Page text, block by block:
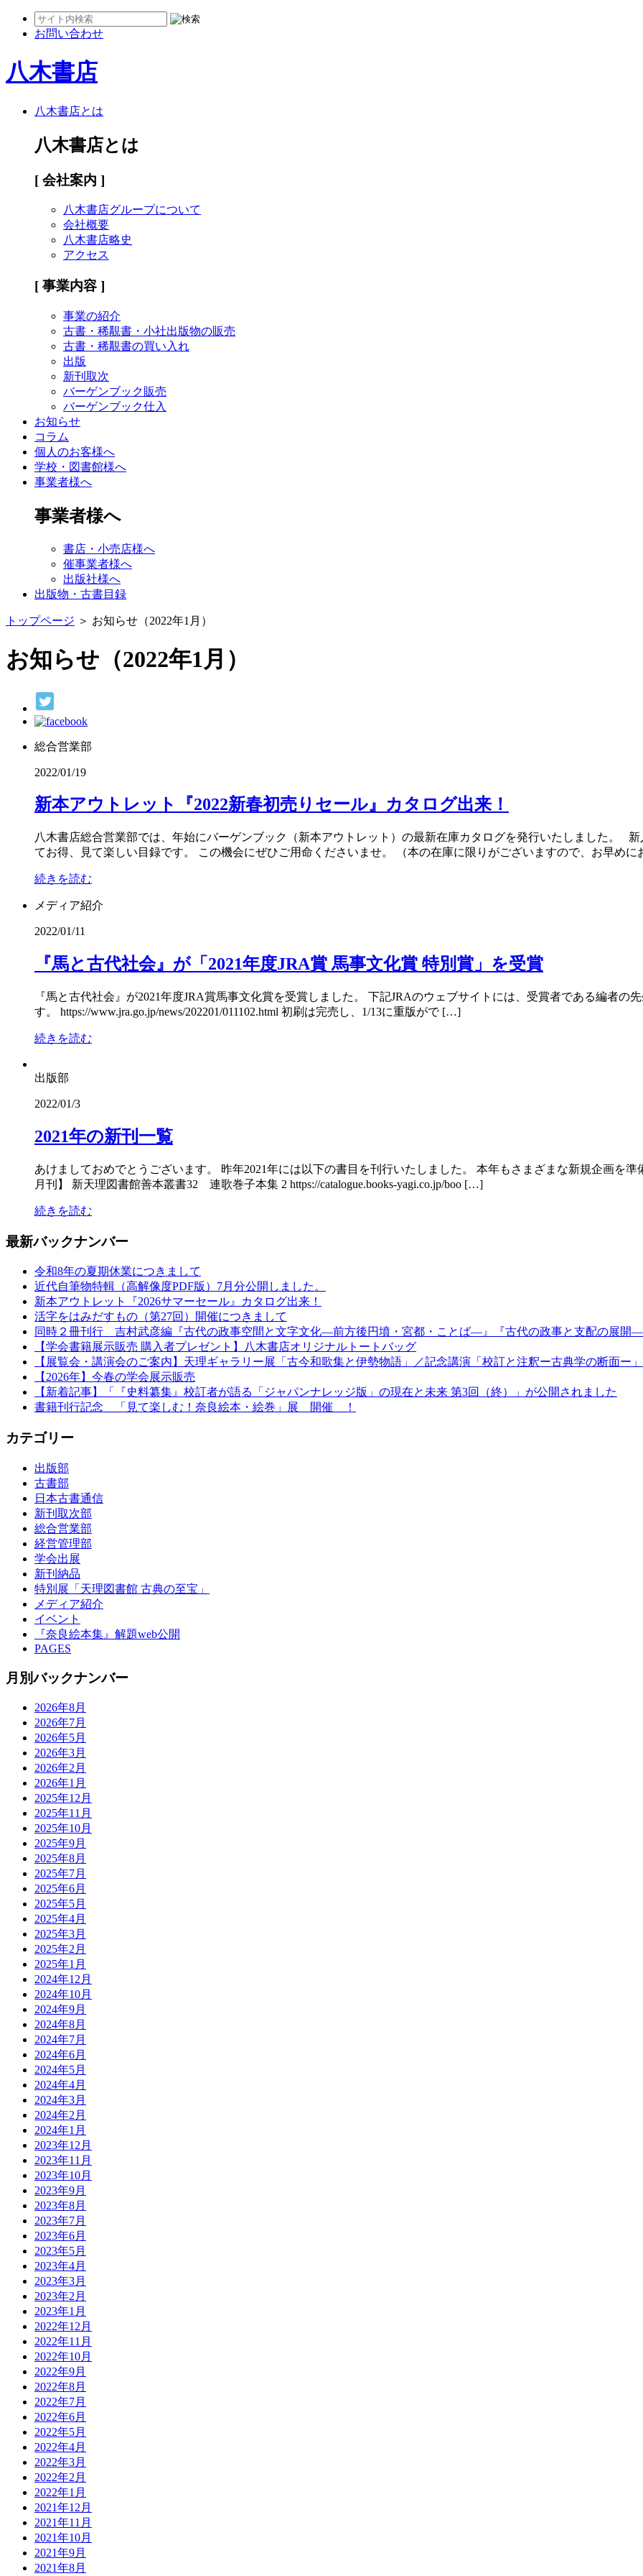
お問い合わせ
八木書店
八木書店とは
八木書店とは
[ 会社案内 ]
八木書店グループについて
会社概要
八木書店略史
アクセス
[ 事業内容 ]
事業の紹介
古書・稀覯書・小社出版物の販売
古書・稀覯書の買い入れ
出版
新刊取次
バーゲンブック販売
バーゲンブック仕入
お知らせ
コラム
個人のお客様へ
学校・図書館様へ
事業者様へ
事業者様へ
書店・小売店様へ
催事業者様へ
出版社様へ
出版物・古書目録
トップページ ＞ お知らせ（2022年1月）
お知らせ（2022年1月）
総合営業部
2022/01/19
新本アウトレット『2022新春初売りセール』カタログ出来！
八木書店総合営業部では、年始にバーゲンブック（新本アウトレット）の最新在庫カタログを発行いたしました。
てお得、見て楽しい目録です。 この機会にぜひご用命くださいませ。 （本の在庫に限りがございますので、お早め
続きを読む
メディア紹介
2022/01/11
『馬と古代社会』が「2021年度JRA賞 馬事文化賞 特別賞」を受賞
『馬と古代社会』が2021年度JRA賞馬事文化賞を受賞しました。 下記JRAのウェブサイトには、受賞者である編者の
す。 https://www.jra.go.jp/news/202201/011102.html 初刷は完売し、1/13に重版がで […]
続きを読む
出版部
2022/01/3
2021年の新刊一覧
あけましておめでとうございます。 昨年2021年には以下の書目を刊行いたしました。 本年もさまざまな新規企画を
月刊】 新天理図書館善本叢書32 連歌巻子本集 2 https://catalogue.books-yagi.co.jp/boo […]
続きを読む
最新バックナンバー
令和8年の夏期休業につきまして
近代自筆物特輯（高解像度PDF版）7月分公開しました。
新本アウトレット『2026サマーセール』カタログ出来！
活字をはみだすもの（第27回）開催につきまして
同時２冊刊行 吉村武彦編『古代の政事空間と文字文化—前方後円墳・宮都・ことば—』『古代の政事と支配の展開
【学会書籍展示販売 購入者プレゼント】八木書店オリジナルトートバッグ
【展覧会・講演会のご案内】天理ギャラリー展「古今和歌集と伊勢物語」／記念講演「校訂と注釈ー古典学の断面ー」
【2026年】今春の学会展示販売
【新着記事】「『史料纂集』校訂者が語る「ジャパンナレッジ版」の現在と未来 第3回（終）」が公開されました
書籍刊行記念 「見て楽しむ！奈良絵本・絵巻」展 開催 ！
カテゴリー
出版部
古書部
日本古書通信
新刊取次部
総合営業部
経営管理部
学会出展
新刊納品
特別展「天理図書館 古典の至宝」
メディア紹介
イベント
『奈良絵本集』解題web公開
PAGES
月別バックナンバー
2026年8月
2026年7月
2026年5月
2026年3月
2026年2月
2026年1月
2025年12月
2025年11月
2025年10月
2025年9月
2025年8月
2025年7月
2025年6月
2025年5月
2025年4月
2025年3月
2025年2月
2025年1月
2024年12月
2024年10月
2024年9月
2024年8月
2024年7月
2024年6月
2024年5月
2024年4月
2024年3月
2024年2月
2024年1月
2023年12月
2023年11月
2023年10月
2023年9月
2023年8月
2023年7月
2023年6月
2023年5月
2023年4月
2023年3月
2023年2月
2023年1月
2022年12月
2022年11月
2022年10月
2022年9月
2022年8月
2022年7月
2022年6月
2022年5月
2022年4月
2022年3月
2022年2月
2022年1月
2021年12月
2021年11月
2021年10月
2021年9月
2021年8月